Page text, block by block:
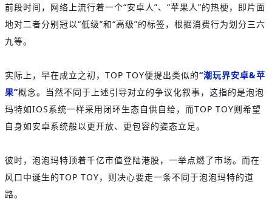
前段时间，网络上流行着一个“安卓人”、“苹果人”的热梗，即片面
地对二者分别冠以“低级”和“高级”的标签，根据消费行为划分三六
九等。
实际上，早在成立之初，TOP TOY便提出类似的“潮玩界安卓&苹
果”概念。当然不同于上述引导对立的争议化叙事，这指的是泡泡
玛特如IOS系统一样采用闭环生态自供自给，而TOP TOY则希望
自身如安卓系统般以更开放、更包容的姿态立足。
彼时，泡泡玛特顶着千亿市值登陆港股，一举点燃了市场。而在
风口中诞生的TOP TOY，则决心要走一条不同于泡泡玛特的道
路。